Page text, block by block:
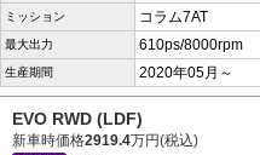
ミッション コラム7AT
最大出力 610ps/8000rpm
生産期間 2020年05月～
EVO RWD (LDF)
新車時価格2919.4万円(税込)